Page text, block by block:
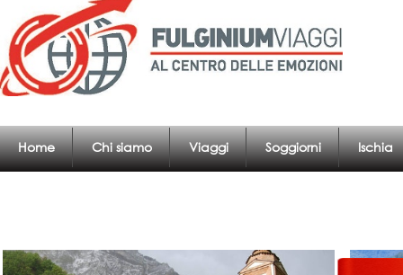
Home Chi siamo Viaggi Soggiorni Ischia